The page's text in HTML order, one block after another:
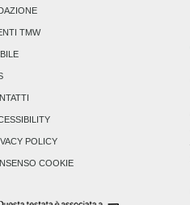
TMW
POLICY
COOKIE